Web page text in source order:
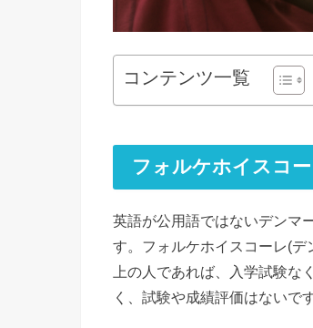
コンテンツ一覧
フォルケホイスコ
英語が公用語ではないデンマ
す。フォルケホイスコーレ(
上の人であれば、入学試験
く、試験や成績評価はないで